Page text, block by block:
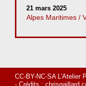
21 mars 2025
Alpes Maritimes /
CC-BY-NC-SA L'Atelier
- Crédits :